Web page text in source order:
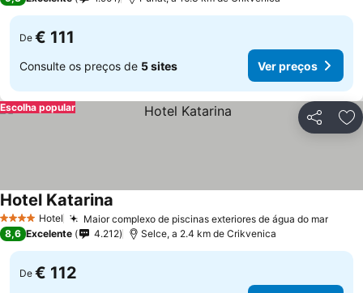
De € 111
Consulte os preços de 5 sites Ver preços
Partilhar
Escolha popular
4 EstrelasHotel Maior complexo de piscinas exteriores de água do mar
Hotel Katarina
8,6 Excelente 4.212 Selce, a 2.4 km de Crikvenica
De € 112